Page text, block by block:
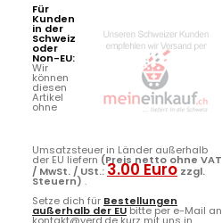
Für
Kunden
in der
Schweiz
oder
Non-EU:
Wir
können
diesen
Artikel
ohne
Umsatzsteuer in Länder außerhalb
der EU liefern (Preis netto ohne VAT
/ MwSt. / USt.:3.00 Euro zzgl.
Steuern) .
Setze dich für Bestellungen
außerhalb der EUbitte per e-Mail an
kontakt@yerd.de kurz mit uns in